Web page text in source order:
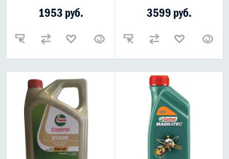
Горячие предложения
Шины
Летние шины
Зимние шины
Шипованные шины
Nokian
1953 руб. 3599 руб.